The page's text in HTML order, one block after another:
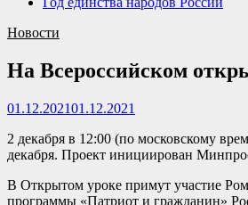
Новости
На Всероссийском
01.12.202101.12.2021
2 декабря в 12:00 (по московскому
декабря. Проект инициирован
В Открытом уроке примут участие
программы «Патриот и гражданин»